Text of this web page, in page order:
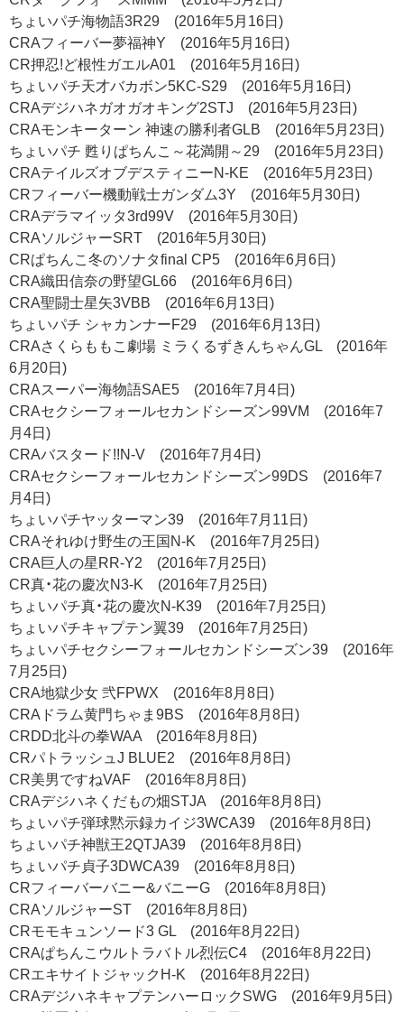
ちょいパチ海物語3R29 (2016年5月16日)
CRAフィーバー夢福神Y (2016年5月16日)
CR押忍!ど根性ガエルA01 (2016年5月16日)
ちょいパチ天才バカボン5KC-S29 (2016年5月16日)
CRAデジハネガオガオキング2STJ (2016年5月23日)
CRAモンキーターン 神速の勝利者GLB (2016年5月23日)
ちょいパチ 甦りぱちんこ～花満開～29 (2016年5月23日)
CRAテイルズオブデスティニーN-KE (2016年5月23日)
CRフィーバー機動戦士ガンダム3Y (2016年5月30日)
CRAデラマイッタ3rd99V (2016年5月30日)
CRAソルジャーSRT (2016年5月30日)
CRぱちんこ冬のソナタfinal CP5 (2016年6月6日)
CRA織田信奈の野望GL66 (2016年6月6日)
CRA聖闘士星矢3VBB (2016年6月13日)
ちょいパチ シャカンナーF29 (2016年6月13日)
CRAさくらももこ劇場 ミラくるずきんちゃんGL (2016年
6月20日)
CRAスーパー海物語SAE5 (2016年7月4日)
CRAセクシーフォールセカンドシーズン99VM (2016年7
月4日)
CRAバスタード!!N-V (2016年7月4日)
CRAセクシーフォールセカンドシーズン99DS (2016年7
月4日)
ちょいパチヤッターマン39 (2016年7月11日)
CRAそれゆけ野生の王国N-K (2016年7月25日)
CRA巨人の星RR-Y2 (2016年7月25日)
CR真・花の慶次N3-K (2016年7月25日)
ちょいパチ真・花の慶次N-K39 (2016年7月25日)
ちょいパチキャプテン翼39 (2016年7月25日)
ちょいパチセクシーフォールセカンドシーズン39 (2016年
7月25日)
CRA地獄少女 弐FPWX (2016年8月8日)
CRAドラム黄門ちゃま9BS (2016年8月8日)
CRDD北斗の拳WAA (2016年8月8日)
CRパトラッシュJ BLUE2 (2016年8月8日)
CR美男ですねVAF (2016年8月8日)
CRAデジハネくだもの畑STJA (2016年8月8日)
ちょいパチ弾球黙示録カイジ3WCA39 (2016年8月8日)
ちょいパチ神獣王2QTJA39 (2016年8月8日)
ちょいパチ貞子3DWCA39 (2016年8月8日)
CRフィーバーバニー&バニーG (2016年8月8日)
CRAソルジャーST (2016年8月8日)
CRモモキュンソード3 GL (2016年8月22日)
CRAぱちんこウルトラバトル烈伝C4 (2016年8月22日)
CRエキサイトジャックH-K (2016年8月22日)
CRAデジハネキャプテンハーロックSWG (2016年9月5日)